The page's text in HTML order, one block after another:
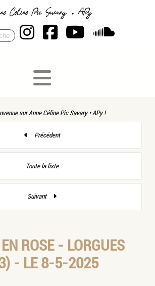
Anne Céline Pic
Anne Céline
AnneAnne
sur Anne Céline Pic Savary • APy !
Précédent
Toute la liste
Suivant
ROSE - LORGUES
- LE 8-5-2025